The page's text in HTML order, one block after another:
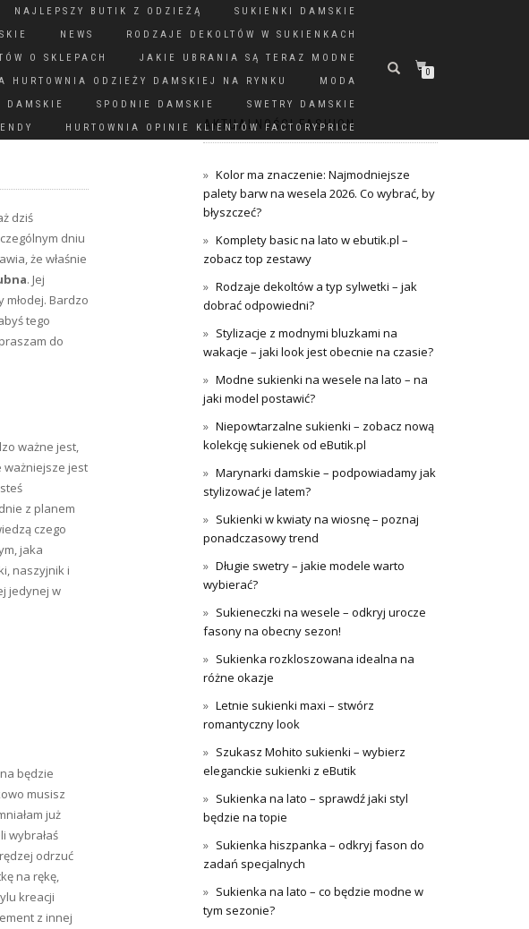
NAJLEPSZY BUTIK Z ODZIEŻĄ
SUKIENKI DAMSKIE
NEWS
RODZAJE DEKOLTÓW W SUKIENKACH
O SKLEPACH
JAKIE UBRANIA SĄ TERAZ MODNE
HURTOWNIA ODZIEŻY DAMSKIEJ NA RYNKU
MODA
DAMSKIE SPODNIE DAMSKIE
SWETRY DAMSKIE
HURTOWNIA OPINIE KLIENTÓW FACTORYPRICE
0
dziś
dniu
że właśnie
. Jej
Bardzo
tego
do
ważne jest,
ważniejsze jest
z planem
czego
jaka
naszyjnik i
jedynej w
będzie
musisz
już
wybrałaś
odrzuć
na rękę,
kreacji
z innej
AKTUALNOŚCI FASHION
Kolor ma znaczenie: Najmodniejsze
palety barw na wesela 2026. Co wybrać, by
błyszczeć?
Komplety basic na lato w ebutik.pl –
zobacz top zestawy
Rodzaje dekoltów a typ sylwetki – jak
dobrać odpowiedni?
Stylizacje z modnymi bluzkami na
wakacje – jaki look jest obecnie na czasie?
Modne sukienki na wesele na lato – na
jaki model postawić?
Niepowtarzalne sukienki – zobacz nową
kolekcję sukienek od eButik.pl
Marynarki damskie – podpowiadamy jak
stylizować je latem?
Sukienki w kwiaty na wiosnę – poznaj
ponadczasowy trend
Długie swetry – jakie modele warto
wybierać?
Sukieneczki na wesele – odkryj urocze
fasony na obecny sezon!
Sukienka rozkloszowana idealna na
różne okazje
Letnie sukienki maxi – stwórz
romantyczny look
Szukasz Mohito sukienki – wybierz
eleganckie sukienki z eButik
Sukienka na lato – sprawdź jaki styl
będzie na topie
Sukienka hiszpanka – odkryj fason do
zadań specjalnych
Sukienka na lato – co będzie modne w
tym sezonie?